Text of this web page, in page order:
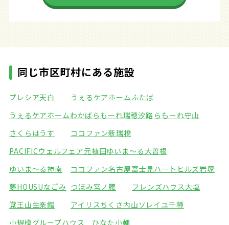
同じ市区町村にある施設
プレシア天白
うぇるケアホームふたば
うぇるケアホームわかばらもーれ瑞穂汐路 らもーれ守山
さくらはうす
ココファン新瑞橋
PACIFICウェルフェア元植田ゆいま～る大曽根
ゆいま～る神南
ココファン名古屋富士見ハートヒルズ岩塚
夢HOUSUなごみ つぼみ宮ノ腰
フレンズハウス大塩
覚王山生楽館
アイリスちくさ内山 ソレイユ千種
小規模グループハウス ひなた小幡